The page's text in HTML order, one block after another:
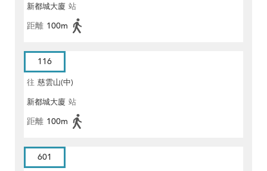
新都城大廈 站
距離 100m
116
往 慈雲山(中)
新都城大廈 站
距離 100m
601